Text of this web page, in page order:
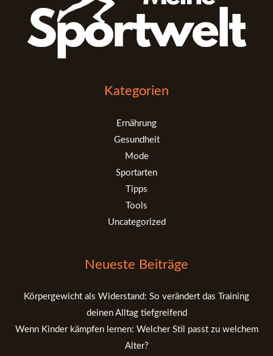
Kategorien
Ernährung
Gesundheit
Mode
Sportarten
Tipps
Tools
Uncategorized
Neueste Beiträge
Körpergewicht als Widerstand: So verändert das Training
deinen Alltag tiefgreifend
Wenn Kinder kämpfen lernen: Welcher Stil passt zu welchem
Alter?